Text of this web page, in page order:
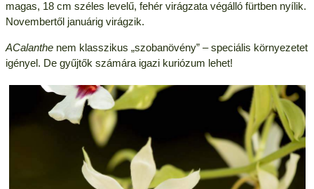
magas, 18 cm széles levelű, fehér virágzata végálló fürtben nyílik.
Novembertől januárig virágzik.
ACalanthenem klasszikus „szobanövény” – speciális környezetet
igényel. De gyűjtők számára igazi kuriózum lehet!